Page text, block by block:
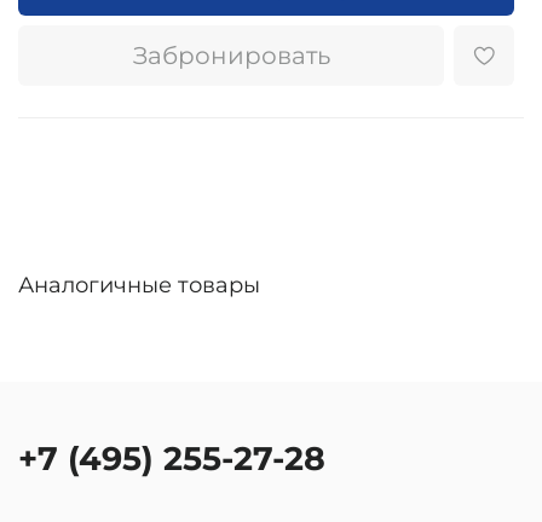
Забронировать
Аналогичные товары
+7 (495) 255-27-28